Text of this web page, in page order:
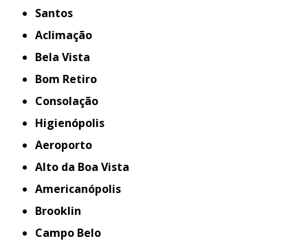
Santos
Aclimação
Bela Vista
Bom Retiro
Consolação
Higienópolis
Aeroporto
Alto da Boa Vista
Americanópolis
Brooklin
Campo Belo